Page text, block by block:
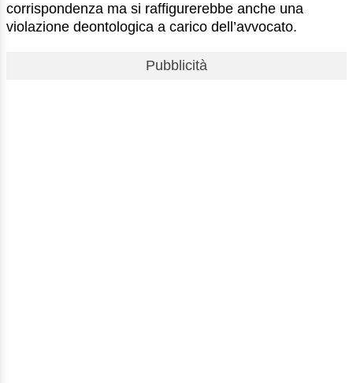
corrispondenza ma si raffigurerebbe anche una
violazione deontologica a carico dell’avvocato.
Pubblicità